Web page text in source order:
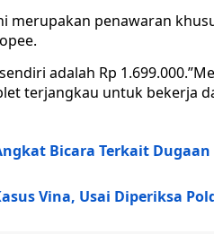
merupakan penawaran
adalah Rp
terjangkau untuk bekerja
Bicara Terkait
Vina, Usai Diperiksa